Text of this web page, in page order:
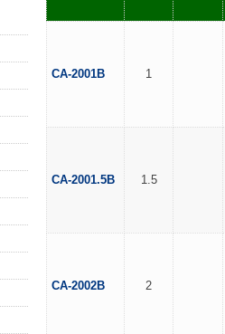
CA-2001B 1
CA-2001.5B 1.5
CA-2002B 2